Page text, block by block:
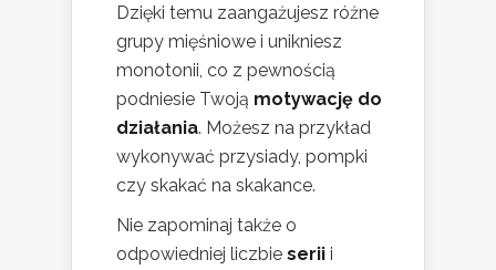
Dzięki temu zaangażujesz różne
grupy mięśniowe i unikniesz
monotonii, co z pewnością
podniesie Twoją motywację do
działania. Możesz na przykład
wykonywać przysiady, pompki
czy skakać na skakance.
Nie zapominaj także o
odpowiedniej liczbie serii i